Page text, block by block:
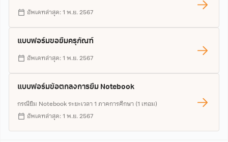
อัพเดทล่าสุด: 1 พ.ย. 2567
แบบฟอร์มขอยืมครุภัณฑ์
อัพเดทล่าสุด: 1 พ.ย. 2567
แบบฟอร์มข้อตกลงการยืม Notebook
กรณียืม Notebook ระยะเวลา 1 ภาคการศึกษา (1 เทอม)
อัพเดทล่าสุด: 1 พ.ย. 2567